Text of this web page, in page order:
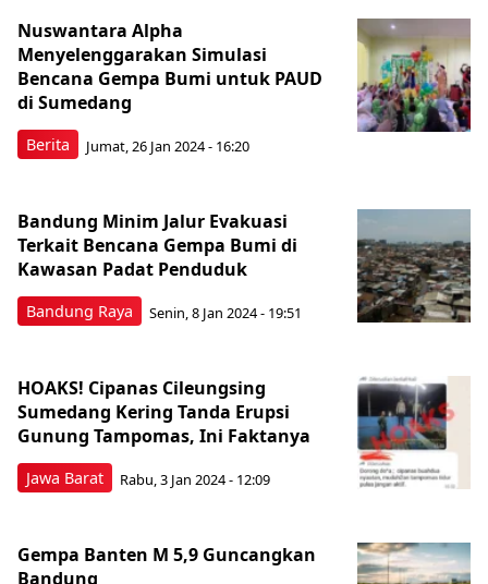
Berita
Nuswantara Alpha
Menyelenggarakan Simulasi
Bencana Gempa Bumi untuk PAUD
di Sumedang
Jumat, 26 Jan 2024 - 16:20
Bandung Raya
Bandung Minim Jalur Evakuasi
Terkait Bencana Gempa Bumi di
Kawasan Padat Penduduk
Senin, 8 Jan 2024 - 19:51
Jawa Barat
HOAKS! Cipanas Cileungsing
Sumedang Kering Tanda Erupsi
Gunung Tampomas, Ini Faktanya
Rabu, 3 Jan 2024 - 12:09
Gempa Banten M 5,9 Guncangkan
Bandung